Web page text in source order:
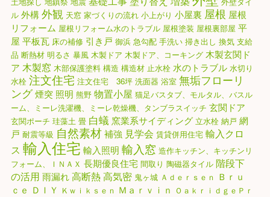
ル 外構外観 天窓 家づくりの流れ 小上がり 小屋裏 屋根 屋根
リフォーム 屋根リフォーム水のトラブル 屋根塗装 屋根裏部屋 平
屋 平板瓦 床の補修 引き戸 御浜 急勾配 手洗い 掃き出し 換気 支給
品 断熱材 明るさ 暴風 木製ドア 木製ドア、コーキング 木製玄関ド
ア 木製窓 木部保護塗料 構造 構造材 止水栓 水のトラブル 水切り
水栓 注文住宅 注文住宅 36坪 洗面器 浴室 無垢フローリ
ング煙突 照明 熊野 物置小屋 猫足バスタブ、モルタル、バスル
ーム、ミーレ洗濯機、ミーレ乾燥機、タンブラスイッチ 玄関ドア
玄関ポーチ 珪藻土 畳 白蟻 窯業系サイディング 立水栓 納戸 網
戸 耐震等級 自然素材補強 見学会 賃貸併用住宅 輸入クロ
ス 輸入住宅 輸入照明 輸入窓 造作キッチン、キッチンリ
フォーム、ＩＮＡＸ 長期優良住宅 間取り 陶磁器タイル 階段下
の活用 雨漏れ高断熱高気密 鬼ヶ城 Ａｄｅｒｓｅｎ Ｂｒｕ
ｃｅ ＤＩＹ Ｋｗｉｋｓｅｎ Ｍａｒｖｉｎ ＯａｋｒｉｄｇｅＰｒ